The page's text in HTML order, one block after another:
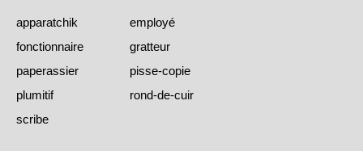
apparatchik
employé
fonctionnaire
gratteur
paperassier
pisse-copie
plumitif
rond-de-cuir
scribe